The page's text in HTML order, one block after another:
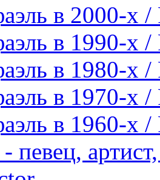
в 2000-х /
в 1990-х /
в 1980-х /
в 1970-х /
в 1960-х /
певец,